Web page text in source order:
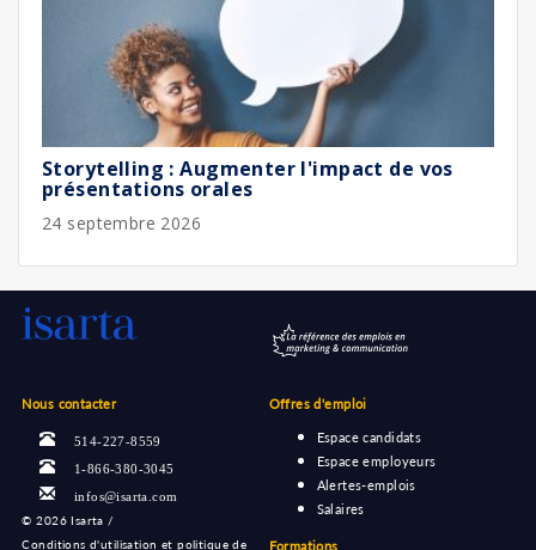
Storytelling : Augmenter l'impact de vos
présentations orales
24 septembre 2026
Nous contacter
514-227-8559
1-866-380-3045
infos@isarta.com
©2026 Isarta /
Conditions d'utilisation et politique de
Offres d'emploi
Espace candidats
Espace employeurs
Alertes-emplois
Salaires
Formations